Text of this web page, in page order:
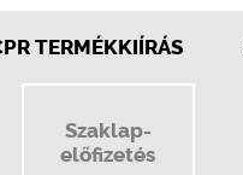
TERMÉKKIÍRÁS
Szaklap-
előfizetés